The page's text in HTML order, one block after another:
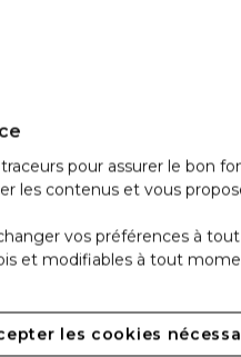
pour assurer le bon
les contenus et vous
vos préférences à
et modifiables à tout
les cookies